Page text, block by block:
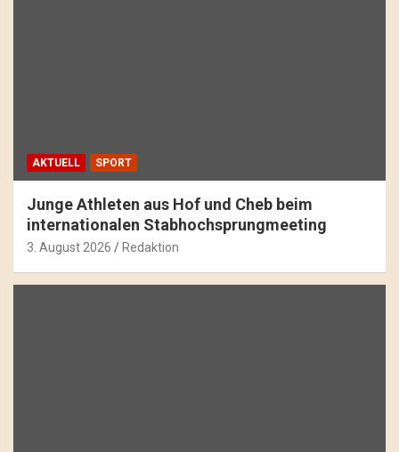
AKTUELL SPORT
Junge Athleten aus Hof und Cheb beim
internationalen Stabhochsprungmeeting
3. August 2026 Redaktion